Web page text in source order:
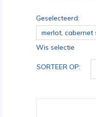
Geselecteerd:
merlot, cabernet
Wis selectie
SORTEER OP: